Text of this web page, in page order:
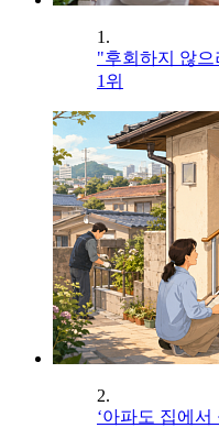
1.
"후회하지 않
1위
2.
‘아파도 집에